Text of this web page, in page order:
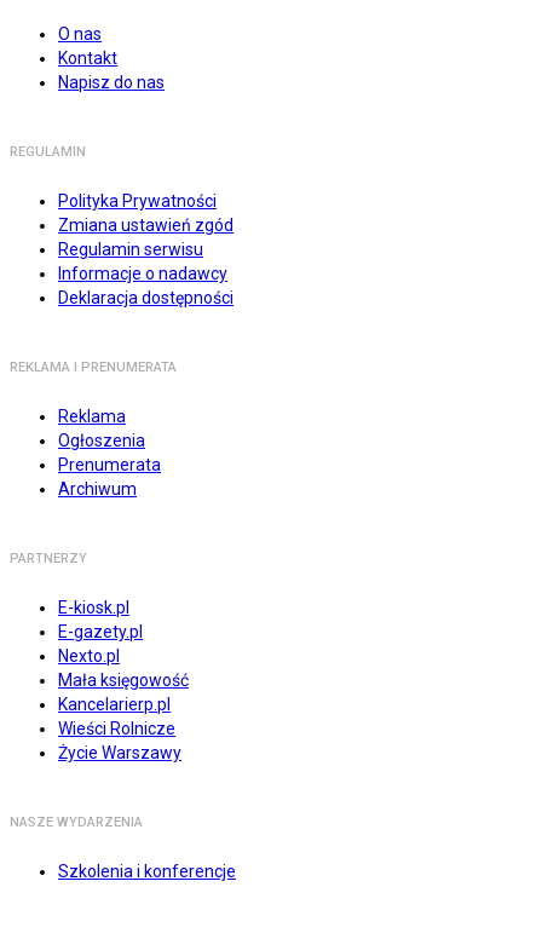
O nas
Kontakt
Napisz do nas
REGULAMIN
Polityka Prywatności
Zmiana ustawień zgód
Regulamin serwisu
Informacje o nadawcy
Deklaracja dostępności
REKLAMA I PRENUMERATA
Reklama
Ogłoszenia
Prenumerata
Archiwum
PARTNERZY
E-kiosk.pl
E-gazety.pl
Nexto.pl
Mała księgowość
Kancelarierp.pl
Wieści Rolnicze
Życie Warszawy
NASZE WYDARZENIA
Szkolenia i konferencje